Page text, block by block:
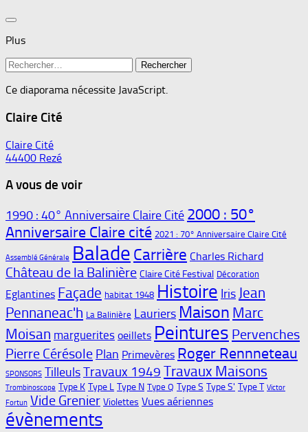
Plus
Rechercher :
Ce diaporama nécessite JavaScript.
Claire Cité
Claire Cité
44400 Rezé
A vous de voir
1990 : 40° Anniversaire Claire Cité 2000 : 50°
Anniversaire Claire cité 2021 : 70° Anniversaire Claire Cité
Assemblé Générale Balade Carrière Charles Richard
Château de la Balinière Claire Cité Festival Décoration
Eglantines Façade habitat 1948 Histoire Iris Jean
Pennaneac'h La Balinière Lauriers Maison Marc
Moisan marguerites oeillets Peintures Pervenches
Pierre Cérésole Plan Primevères Roger Rennneteau
SPONSORS TilleulsTravaux 1949 Travaux Maisons
Trombinoscope Type K Type L Type N Type Q Type S Type S' Type T Victor
Fortun Vide Grenier Violettes Vues aériennes
évènements